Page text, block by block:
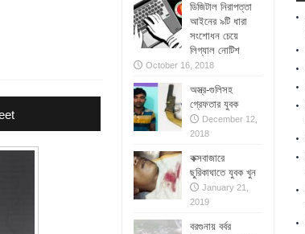
ডিজিটাল নিরাপত্তা
আইনের ৯টি ধারা
সংশোধন চেয়ে
লিগ্যাল নোটিশ
October 16, 2018
অস্ত্র-গুলিসহ
গ্রেফতার যুবক
December 12,
2018
কক্সবাজারে
ছুরিকাঘাতে যুবক খুন
January 21,
2019
বরগুনায় বর্বর